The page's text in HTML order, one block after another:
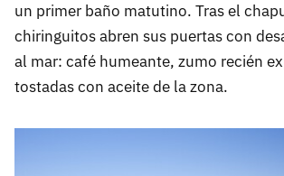
un primer baño matutino. Tras el
chiringuitos abren sus puertas con
al mar: café humeante, zumo recién
tostadas con aceite de la zona.